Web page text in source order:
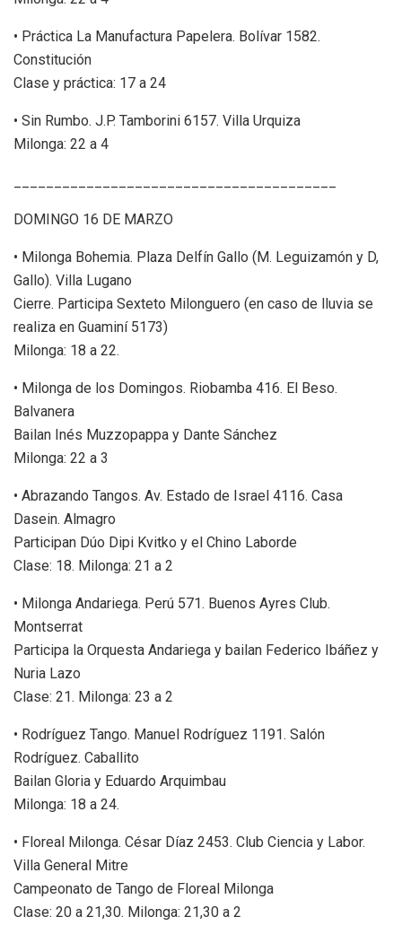
• Práctica La Manufactura Papelera. Bolívar 1582.
Constitución
Clase y práctica: 17 a 24
• Sin Rumbo. J.P. Tamborini 6157. Villa Urquiza
Milonga: 22 a 4
DOMINGO 16 DE MARZO
• Milonga Bohemia. Plaza Delfín Gallo (M. Leguizamón y D,
Gallo). Villa Lugano
Cierre. Participa Sexteto Milonguero (en caso de lluvia se
realiza en Guaminí 5173)
Milonga: 18 a 22.
• Milonga de los Domingos. Riobamba 416. El Beso.
Balvanera
Bailan Inés Muzzopappa y Dante Sánchez
Milonga: 22 a 3
• Abrazando Tangos. Av. Estado de Israel 4116. Casa
Dasein. Almagro
Participan Dúo Dipi Kvitko y el Chino Laborde
Clase: 18. Milonga: 21 a 2
• Milonga Andariega. Perú 571. Buenos Ayres Club.
Montserrat
Participa la Orquesta Andariega y bailan Federico Ibáñez y
Nuria Lazo
Clase: 21. Milonga: 23 a 2
• Rodríguez Tango. Manuel Rodríguez 1191. Salón
Rodríguez. Caballito
Bailan Gloria y Eduardo Arquimbau
Milonga: 18 a 24.
• Floreal Milonga. César Díaz 2453. Club Ciencia y Labor.
Villa General Mitre
Campeonato de Tango de Floreal Milonga
Clase: 20 a 21,30. Milonga: 21,30 a 2